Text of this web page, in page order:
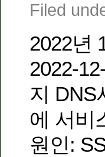
Filed
2022년
2022-
지 DNS
에 서비
원인: